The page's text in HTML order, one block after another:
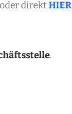
direktHIER
.